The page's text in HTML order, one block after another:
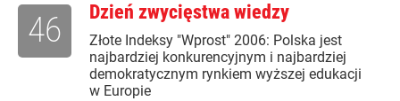
Dzień zwycięstwa wiedzy
Złote Indeksy "Wprost" 2006: Polska jest
najbardziej konkurencyjnym i najbardziej
demokratycznym rynkiem wyższej edukacji
w Europie
46